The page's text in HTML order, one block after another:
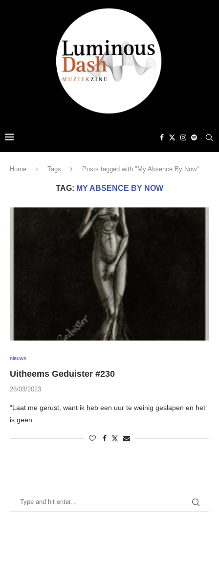
Home Tags Posts tagged with "My Absence By Now"
TAG: MY ABSENCE BY NOW
nieuws
Uitheems Geduister #230
26/03/2023
“Laat me gerust, want ik heb een uur te weinig geslapen en het
is geen …